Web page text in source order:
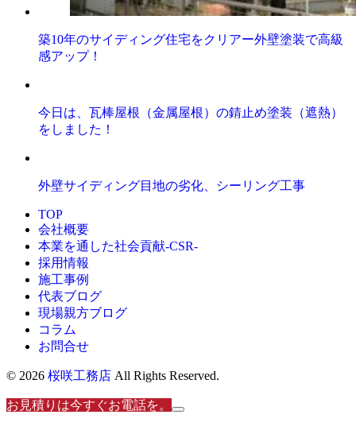
築10年のサイディング住宅をクリアー外壁塗装で高級
感アップ！
今日は、瓦棒屋根（金属屋根）の錆止め塗装（遮熱）
をしました！
外壁サイディング目地の劣化、シーリング工事
TOP
会社概要
本業を通した社会貢献-CSR-
採用情報
施工事例
代表ブログ
現場親方ブログ
コラム
お問合せ
© 2026 桜咲工務店 All Rights Reserved.
お見積りは今すぐお電話を。